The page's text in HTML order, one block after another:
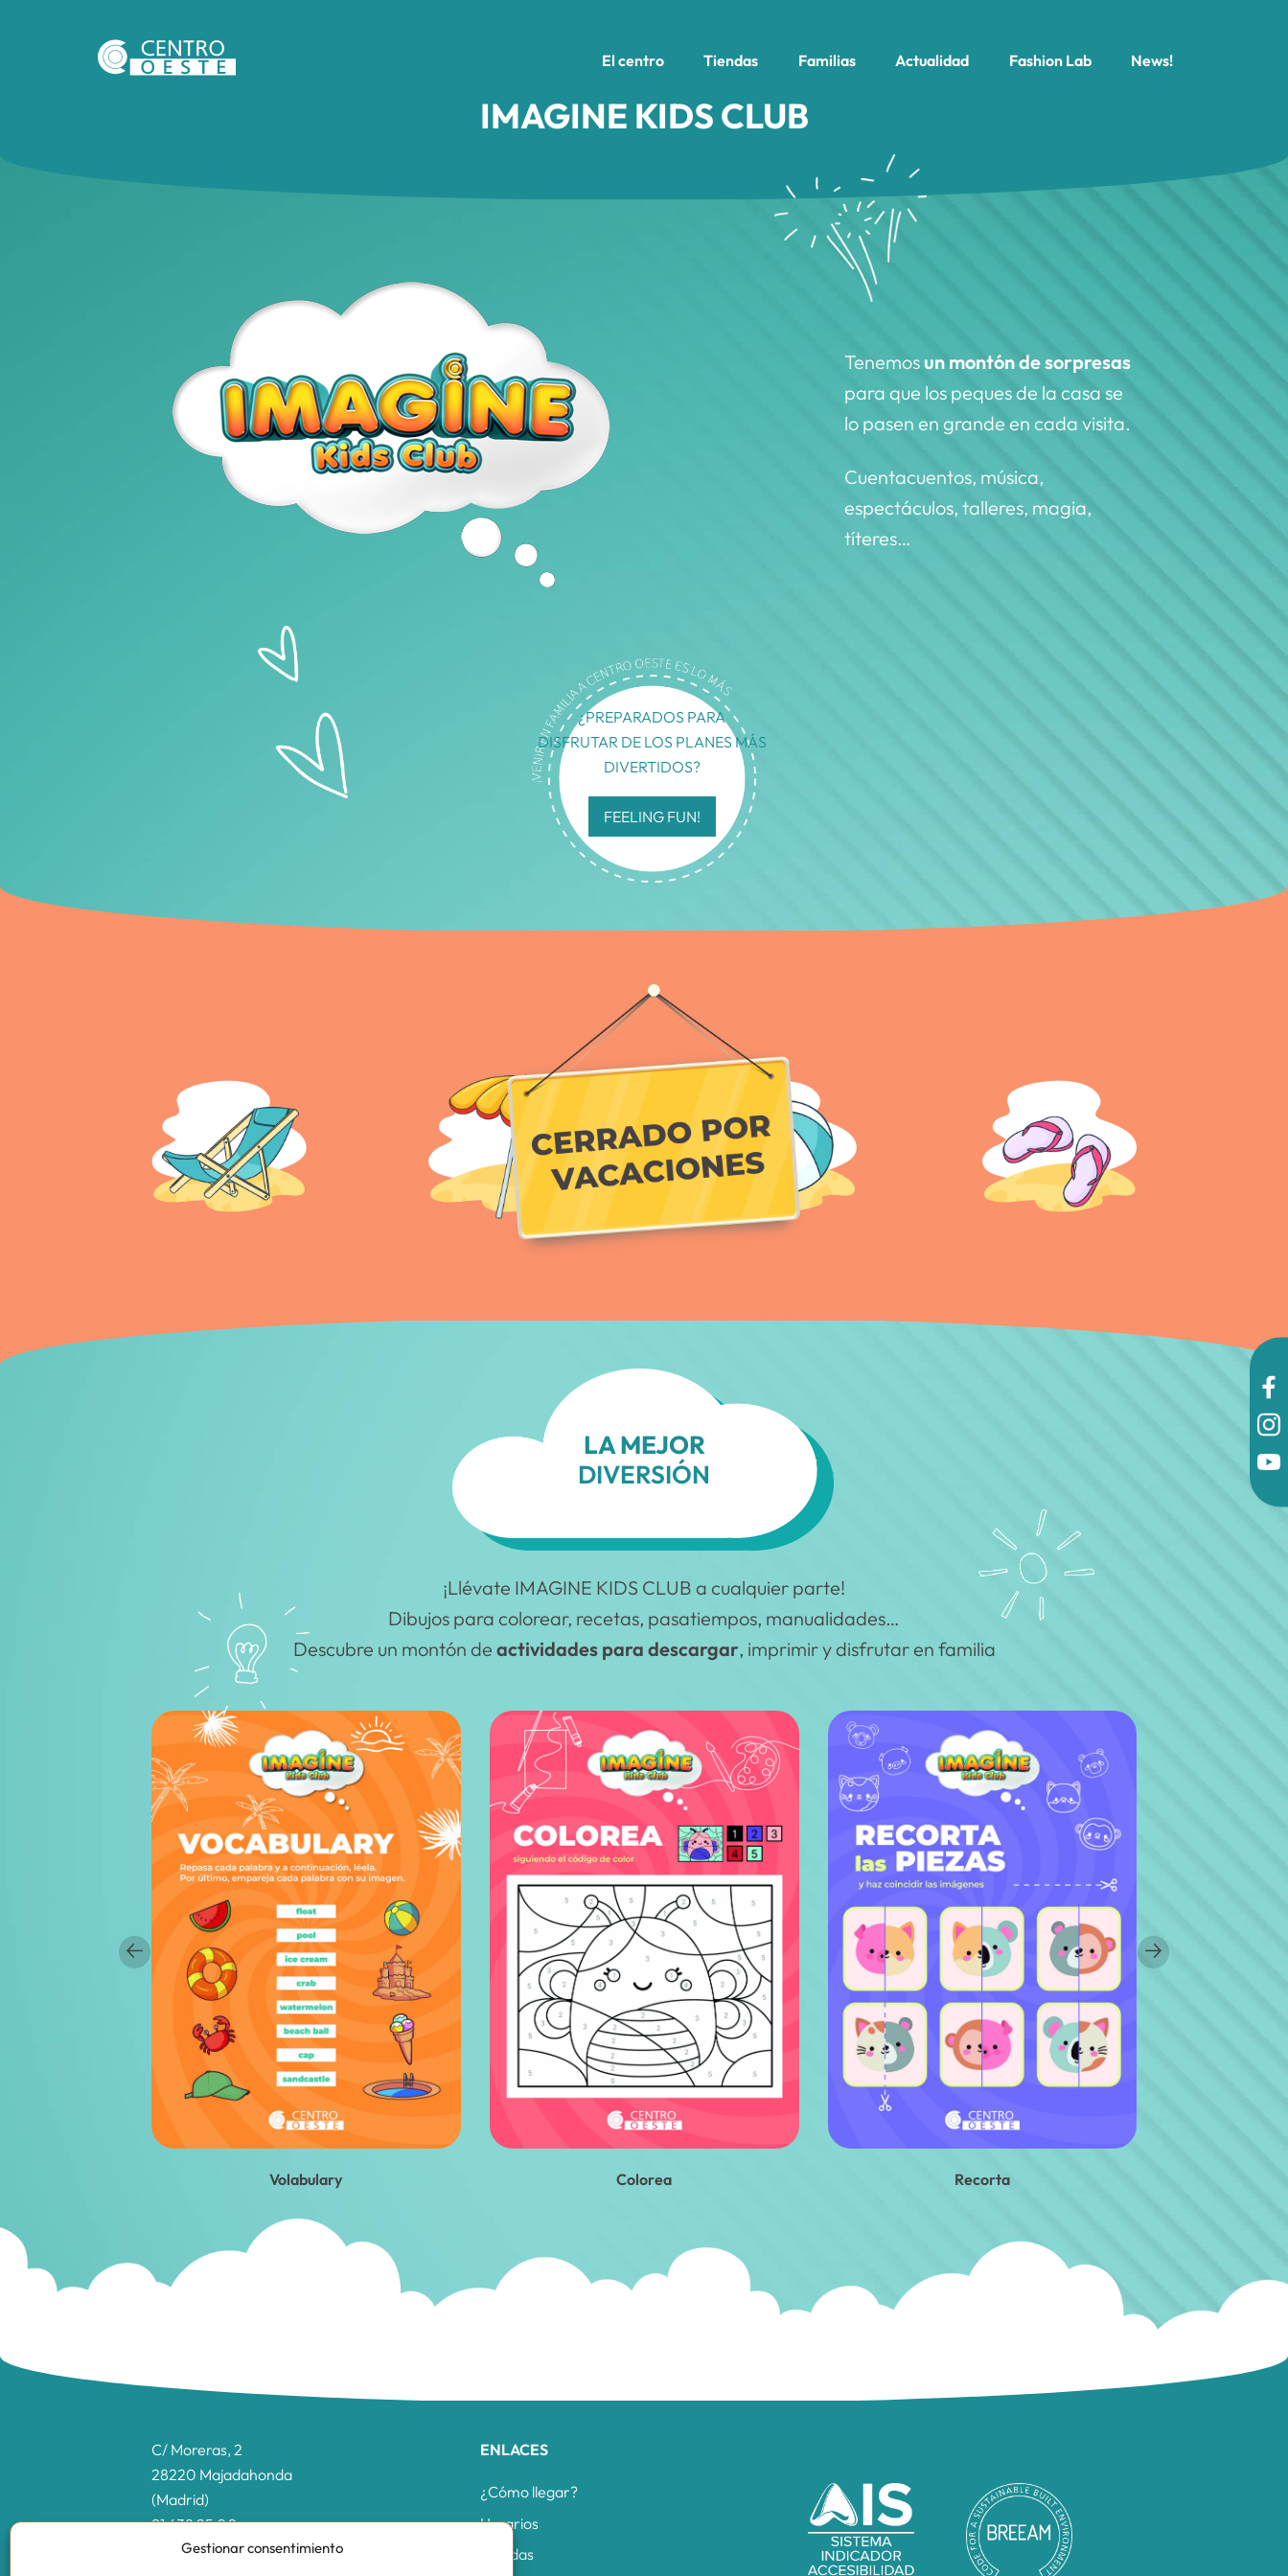
Gestionar consentimiento
El centro Tiendas Familias Actualidad Fashion Lab News!
IMAGINE KIDS CLUB
Tenemos un montón de sorpresas
para que los peques de la casa se
lo pasen en grande en cada visita.
Cuentacuentos, música,
espectáculos, talleres, magia,
títeres…
¿PREPARADOS PARA
DISFRUTAR DE LOS PLANES MÁS
DIVERTIDOS?
FEELING FUN!
LA MEJOR
DIVERSIÓN
¡Llévate IMAGINE KIDS CLUB a cualquier parte!
Dibujos para colorear, recetas, pasatiempos, manualidades…
Descubre un montón de actividades para descargar, imprimir y disfrutar en familia
Volabulary Colorea Recorta
C/ Moreras, 2
28220 Majadahonda
(Madrid)
91 638 25 00
info@cccentrooeste.es
ENLACES
¿Cómo llegar?
Horarios
Tiendas